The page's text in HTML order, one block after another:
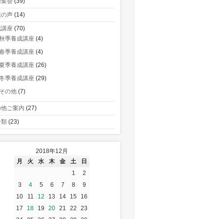
声 (14)
座 (70)
季養成講座 (4)
季養成講座 (4)
夏季養成講座 (26)
季養成講座 (29)
その他 (7)
ご案内 (27)
(23)
2018年12月
月
火 水 木 金 土
日
1
2
3
4 5 6 7 8
9
10
11 12 13 14 15
16
17
18 19 20 21 22
23